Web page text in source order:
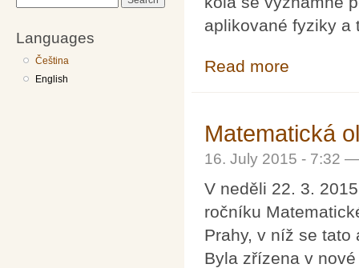
Languages
Čeština
English
aplikované fyziky a
Read more
Matematická
16. July 2015 - 7:32
V neděli 22. 3.
ročníku
Prahy, v níž se
Byla zřízena v